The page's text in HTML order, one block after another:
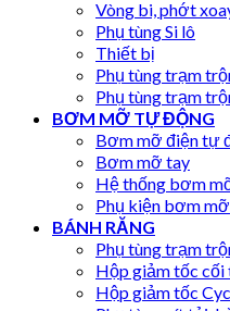
Vòng bi, phớt
Phụ tùng Si lô
Thiết bị
Phụ tùng trạm
Phụ tùng trạm
BƠM MỠ TỰ ĐỘNG
Bơm mỡ điện tự
Bơm mỡ tay
Hệ thống bơm
Phụ kiện bơm mỡ
BÁNH RĂNG
Phụ tùng trạm
Hộp giảm tốc cối
Hộp giảm tốc